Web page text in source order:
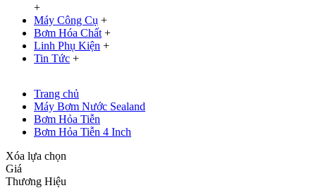
+
Máy Công Cụ +
Bơm Hóa Chất +
Linh Phụ Kiện +
Tin Tức +
Trang chủ
Máy Bơm Nước Sealand
Bơm Hỏa Tiễn
Bơm Hỏa Tiễn 4 Inch
Xóa lựa chọn
Giá
Thương Hiệu